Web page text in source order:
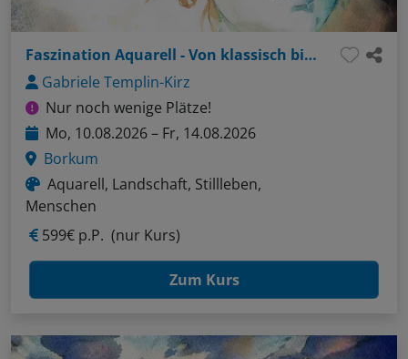
Faszination Aquarell - Von klassisch bis innovativ
Gabriele Templin-Kirz
Nur noch wenige Plätze!
Mo, 10.08.2026 – Fr, 14.08.2026
Borkum
Aquarell, Landschaft, Stillleben,
Menschen
599€ p.P. (nur Kurs)
Zum Kurs